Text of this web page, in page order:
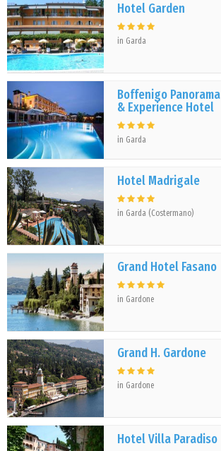
Hotel Garden
in Garda
Boffenigo Panorama
& Experience Hotel
in Garda
Hotel Madrigale
in Garda (Costermano)
Grand Hotel Fasano
in Gardone
Grand H. Gardone
in Gardone
Hotel Villa Paradiso